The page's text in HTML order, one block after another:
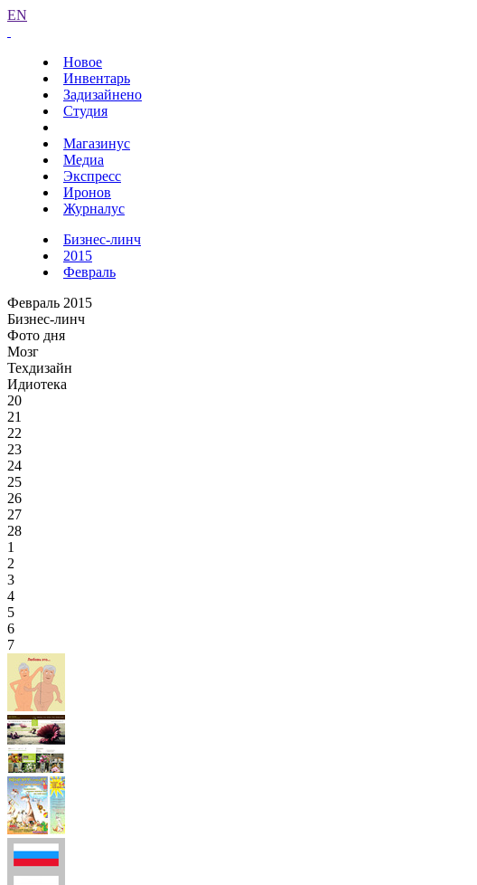
EN
Новое
Инвентарь
Задизайнено
Студия
Магазинус
Медиа
Экспресс
Иронов
Журналус
Бизнес-линч
2015
Февраль
Февраль 2015
Бизнес-линч
Фото дня
Мозг
Техдизайн
Идиотека
20
21
22
23
24
25
26
27
28
1
2
3
4
5
6
7